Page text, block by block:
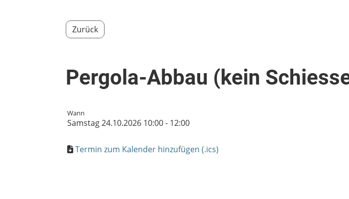
Zurück
Pergola-Abbau (kein
Wann
Samstag 24.10.2026 10:00 - 12:00
Termin zum Kalender hinzufügen (.ics)